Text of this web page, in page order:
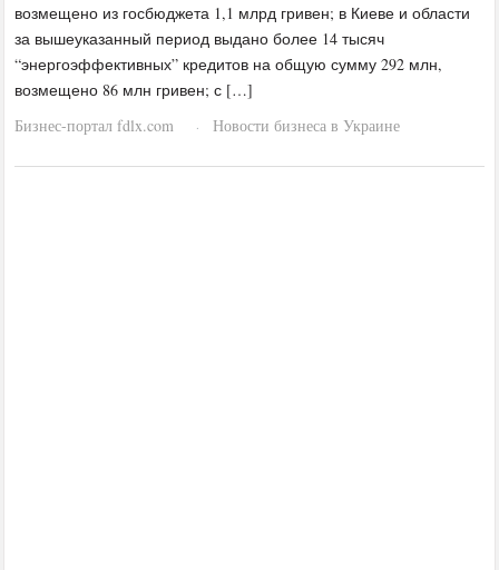
возмещено из госбюджета 1,1 млрд гривен; в Киеве и области
за вышеуказанный период выдано более 14 тысяч
“энергоэффективных” кредитов на общую сумму 292 млн,
возмещено 86 млн гривен; с […]
Бизнес-портал fdlx.com
· Новости бизнеса в Украине